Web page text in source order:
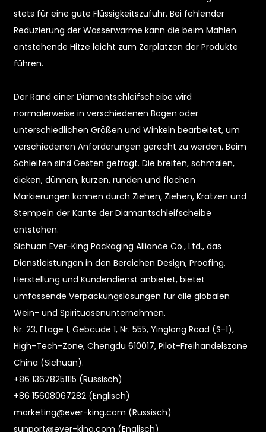
stets für eine gute Flüssigkeitszufuhr. Bei fehlender
Reduzierung der Wasserwärme kann die beim Mahlen
entstehende Hitze leicht zum Zerplatzen der Produkte
führen.
Der Rand einer Diamantschleifscheibe wird
normalerweise in verschiedenen Bögen oder
unterschiedlichen Größen und Winkeln bearbeitet, um
verschiedenen Anforderungen gerecht zu werden. Beim
Schleifen sind Gesten gefragt. Die breiten, schmalen,
dicken, dünnen, kurzen, runden und flachen
Markierungen können durch Ziehen, Ziehen, Kratzen und
Stempeln der Kante der Diamantschleifscheibe
entstehen.
Sichuan Ever-King Packaging Alliance Co., Ltd., das
Dienstleistungen in den Bereichen Design, Proofing,
Herstellung und Kundendienst anbietet, bietet
umfassende Verpackungslösungen für alle globalen
Wein- und Spirituosenunternehmen.
Nr. 23, Etage 1, Gebäude 1, Nr. 555, Yinglong Road (S-1),
High-Tech-Zone, Chengdu 610017, Pilot-Freihandelszone
China (Sichuan).
+86 13678251115 (Russisch)
+86 15608067282 (Englisch)
marketing@ever-king.com (Russisch)
sunport@ever-king.com (Englisch)